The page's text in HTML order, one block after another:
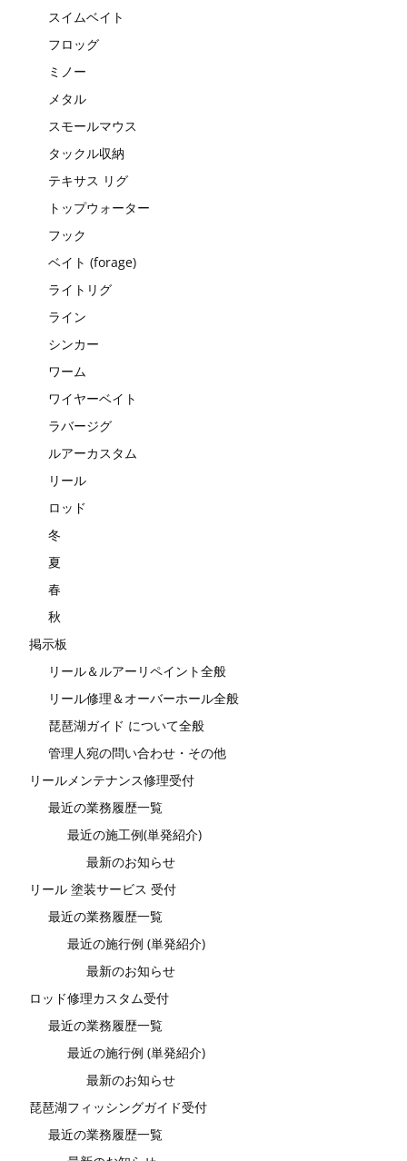
スイムベイト
フロッグ
ミノー
メタル
スモールマウス
タックル収納
テキサス リグ
トップウォーター
フック
ベイト (forage)
ライトリグ
ライン
シンカー
ワーム
ワイヤーベイト
ラバージグ
ルアーカスタム
リール
ロッド
冬
夏
春
秋
掲示板
リール＆ルアーリペイント全般
リール修理＆オーバーホール全般
琵琶湖ガイド について全般
管理人宛の問い合わせ・その他
リールメンテナンス修理受付
最近の業務履歴一覧
最近の施工例(単発紹介)
最新のお知らせ
リール 塗装サービス 受付
最近の業務履歴一覧
最近の施行例 (単発紹介)
最新のお知らせ
ロッド修理カスタム受付
最近の業務履歴一覧
最近の施行例 (単発紹介)
最新のお知らせ
琵琶湖フィッシングガイド受付
最近の業務履歴一覧